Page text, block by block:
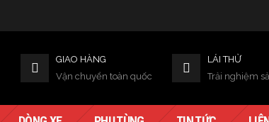
GIAO HÀNG
Vận chuyển toàn quốc
LÁI THỬ
Trải nghiệm